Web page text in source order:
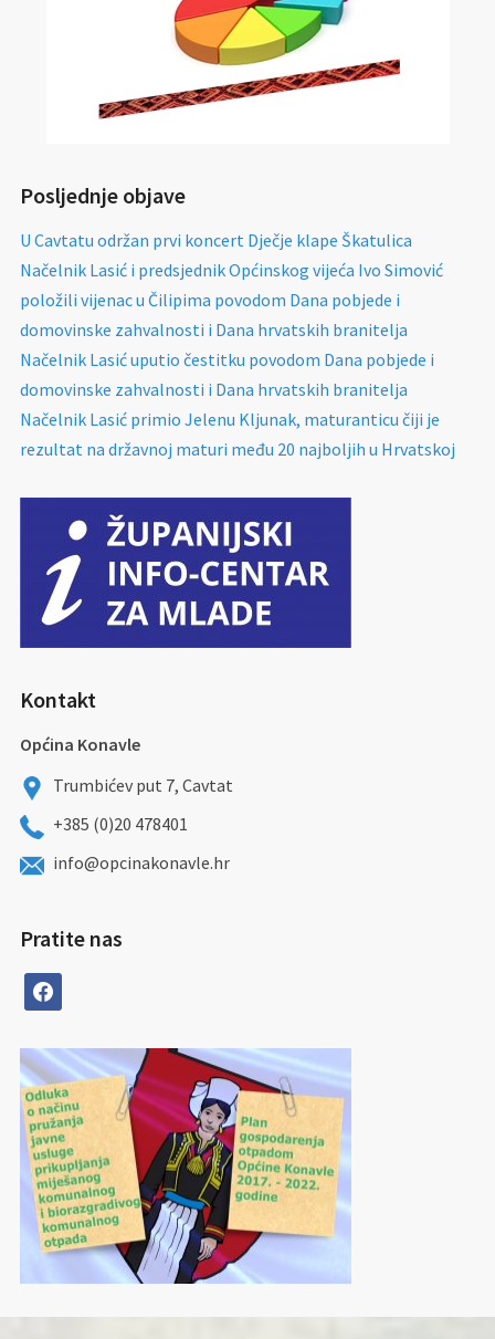
Posljednje objave
U Cavtatu održan prvi koncert Dječje klape Škatulica
Načelnik Lasić i predsjednik Općinskog vijeća Ivo Simović
položili vijenac u Čilipima povodom Dana pobjede i
domovinske zahvalnosti i Dana hrvatskih branitelja
Načelnik Lasić uputio čestitku povodom Dana pobjede i
domovinske zahvalnosti i Dana hrvatskih branitelja
Načelnik Lasić primio Jelenu Kljunak, maturanticu čiji je
rezultat na državnoj maturi među 20 najboljih u Hrvatskoj
Kontakt
Općina Konavle
Trumbićev put 7, Cavtat
+385 (0)20 478401
info@opcinakonavle.hr
Pratite nas
facebook